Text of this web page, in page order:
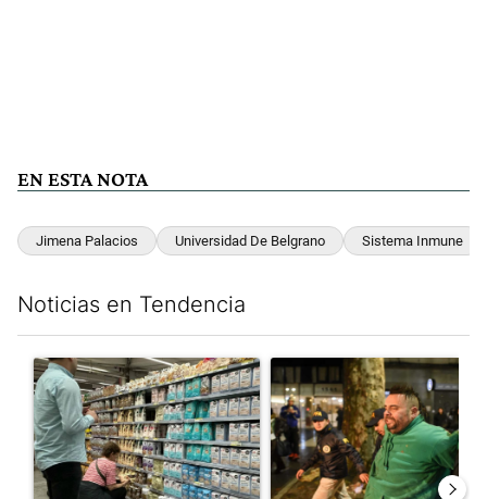
EN ESTA NOTA
Jimena Palacios Universidad De Belgrano Sistema Inmune
Noticias en Tendencia
Un artículo de tendencia con el título "Inflación y dólar: cuáles
Un artículo de tendencia con